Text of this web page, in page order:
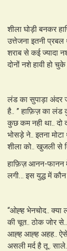
शीला घोड़ी बनकर
उत्तेजना इतनी प्रबल
शराब से कई ज्यादा
दोनों नशे हावी हो
लंड का सुपाड़ा अंदर
है.. ” हाफ़िज़ का लंड
कुछ कम नही था.. दो
भोसड़े ने.. इतना
शीला को.. खुजली से
हाफ़िज़ आनन-फानन
लगी… इस युद्ध में
“ओह्ह भेनचोद.. क्या
की चूत.. ठोक जोर
आह्ह आह्ह अहह.. ऐसे
असली मर्द है तू..